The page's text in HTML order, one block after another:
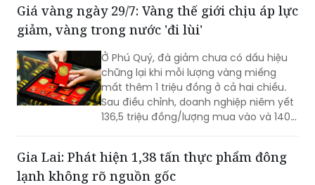
Giá vàng ngày 29/7: Vàng thế giới chịu áp lực
giảm, vàng trong nước 'đi lùi'
Ở Phú Quý, đà giảm chưa có dấu hiệu
chững lại khi mỗi lượng vàng miếng
mất thêm 1 triệu đồng ở cả hai chiều.
Sau điều chỉnh, doanh nghiệp niêm yết
136,5 triệu đồng/lượng mua vào và 140,5
Gia Lai: Phát hiện 1,38 tấn thực phẩm đông
lạnh không rõ nguồn gốc